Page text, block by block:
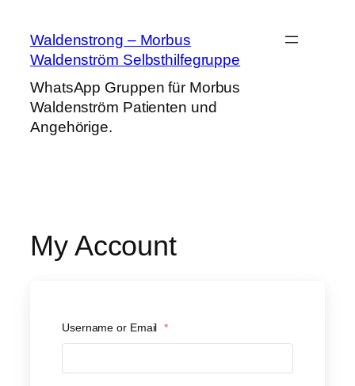
Inhalt
springen
Waldenstrong – Morbus
Waldenström Selbsthilfegruppe
WhatsApp Gruppen für Morbus
Waldenström Patienten und
Angehörige.
My Account
Username or Email *